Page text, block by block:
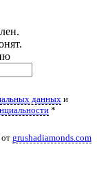
данныхи
*
grushadiamonds.com